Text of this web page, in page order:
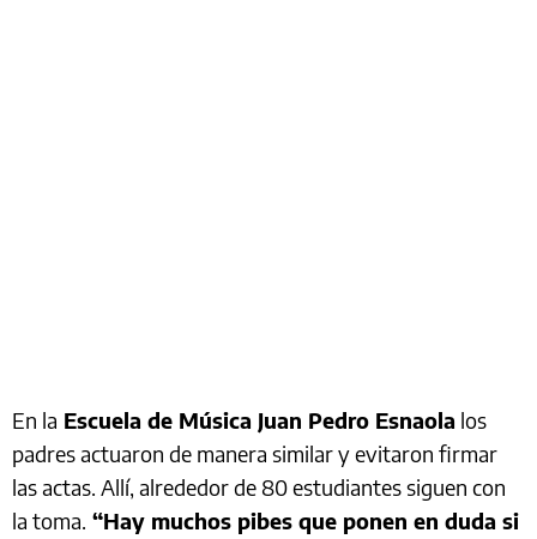
En la Escuela de Música Juan Pedro Esnaola los
padres actuaron de manera similar y evitaron firmar
las actas. Allí, alrededor de 80 estudiantes siguen con
la toma. “Hay muchos pibes que ponen en duda si